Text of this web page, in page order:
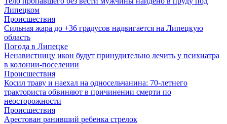
Липецком
Происшествия
Сильная жара до +36 градусов надвигается на Липецкую
область
Погода в Липецке
Ненавистницу икон будут принудительно лечить у психиатра
в колонии-поселении
Происшествия
Косил траву и наехал на односельчанина: 70-летнего
тракториста обвиняют в причинении смерти по
неосторожности
Происшествия
Арестован ранивший ребенка стрелок